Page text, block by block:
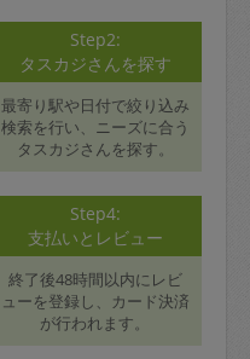
Step2:
タスカジさんを探す
最寄り駅や日付で絞り込み
検索を行い、ニーズに合う
タスカジさんを探す。
Step4:
支払いとレビュー
終了後48時間以内にレビ
ューを登録し、カード決済
が行われます。